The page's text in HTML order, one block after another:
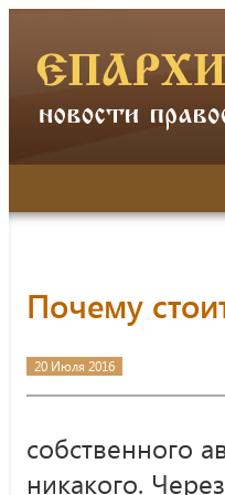
Почему
20 Июля 2016
собственного
никакого.